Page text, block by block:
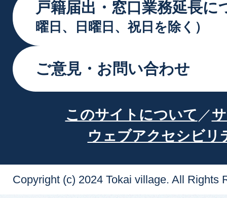
戸籍届出・窓口業務延長に
曜日、日曜日、祝日を除く）
ご意見・お問い合わせ
このサイトについて
ウェブアクセシビリ
Copyright (c) 2024 Tokai village. All Rights